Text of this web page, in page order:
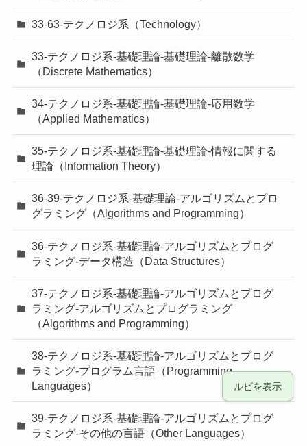
33-63-テクノロジ系（Technology）
33-テクノロジ系-基礎理論-基礎理論-離散数学
（Discrete Mathematics）
34-テクノロジ系-基礎理論-基礎理論-応用数学
（Applied Mathematics）
35-テクノロジ系-基礎理論-基礎理論-情報に関する
理論（Information Theory）
36-39-テクノロジ系-基礎理論-アルゴリズムとプロ
グラミング（Algorithms and Programming）
36-テクノロジ系-基礎理論-アルゴリズムとプログ
ラミング-データ構造（Data Structures）
37-テクノロジ系-基礎理論-アルゴリズムとプログ
ラミング-アルゴリズムとプログラミング
（Algorithms and Programming）
38-テクノロジ系-基礎理論-アルゴリズムとプログ
ラミング-プログラム言語（Programming
Languages）
39-テクノロジ系-基礎理論-アルゴリズムとプログ
ラミング-その他の言語（Other Languages）
ルビを表示